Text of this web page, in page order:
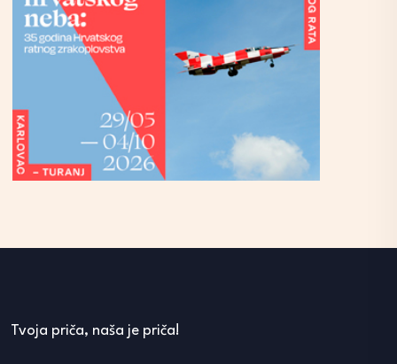
Tvoja priča, naša je priča!